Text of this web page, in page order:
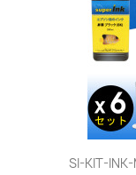
SI-KIT-INK-